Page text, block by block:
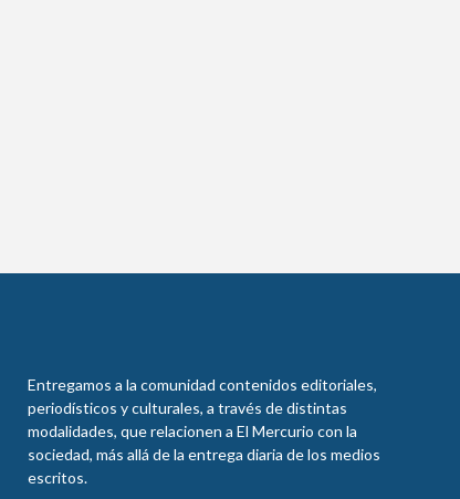
Entregamos a la comunidad contenidos editoriales,
periodísticos y culturales, a través de distintas
modalidades, que relacionen a El Mercurio con la
sociedad, más allá de la entrega diaria de los medios
escritos.